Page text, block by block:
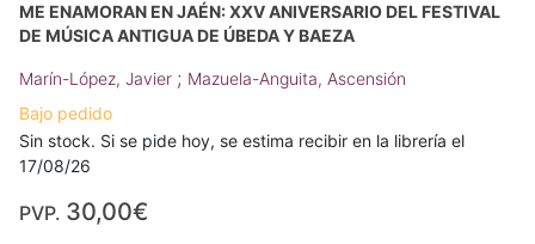
ME ENAMORAN EN JAÉN: XXV ANIVERSARIO DEL FESTIVAL
DE MÚSICA ANTIGUA DE ÚBEDA Y BAEZA
Marín-López, Javier ; Mazuela-Anguita, Ascensión
Bajo pedido
Sin stock. Si se pide hoy, se estima recibir en la librería el
17/08/26
PVP. 30,00€